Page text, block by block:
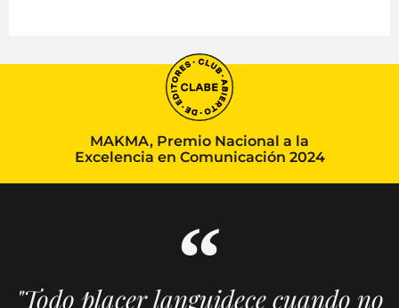
MAKMA, Premio Nacional a la
Excelencia en Comunicación 2024
"Todo placer languidece cuando no